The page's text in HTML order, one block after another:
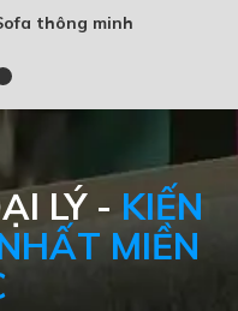
thông minh
LÝ - KIẾN
MIỀN